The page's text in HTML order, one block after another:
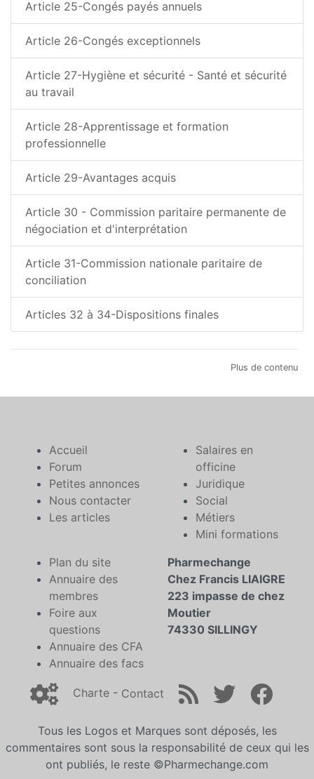
Article 25-Congés payés annuels
Article 26-Congés exceptionnels
Article 27-Hygiène et sécurité - Santé et sécurité
au travail
Article 28-Apprentissage et formation
professionnelle
Article 29-Avantages acquis
Article 30 - Commission paritaire permanente de
négociation et d'interprétation
Article 31-Commission nationale paritaire de
conciliation
Articles 32 à 34-Dispositions finales
Plus de contenu
Accueil
Forum
Petites annonces
Nous contacter
Les articles
Salaires en
officine
Juridique
Social
Métiers
Mini formations
Plan du site
Annuaire des
membres
Foire aux
questions
Annuaire des CFA
Annuaire des facs
Pharmechange
Chez Francis LIAIGRE
223 impasse de chez
Moutier
74330 SILLINGY
Charte - Contact
Tous les Logos et Marques sont déposés, les
commentaires sont sous la responsabilité de ceux qui les
ont publiés, le reste ©Pharmechange.com